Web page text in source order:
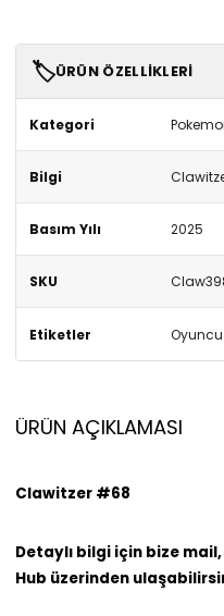
🏷️ÜRÜN ÖZELLIKLERI
Kategori
Bilgi
Basım Yılı 2025
SKU
Etiketler Oyuncu
ÜRÜN AÇIKLAMASI
Clawitzer #68
Detaylı bilgi için bize
Hub üzerinden